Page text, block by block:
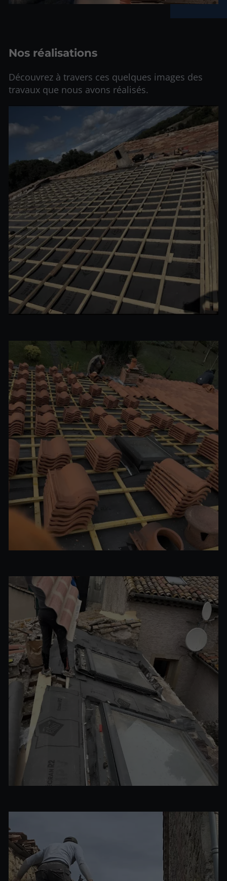
Nos réalisations
Découvrez à travers ces quelques images des
travaux que nous avons réalisés.